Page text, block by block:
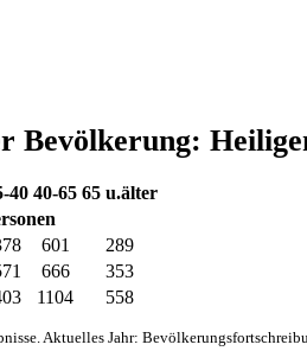
Bevölkerung:
40 40-65 65 u.älter
601
289
666
353
1104 558
Aktuelles Jahr: